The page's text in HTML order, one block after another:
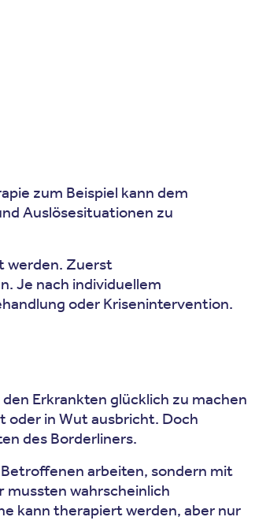
zum Beispiel kann dem
Auslösesituationen zu
werden. Zuerst
Je nach individuellem
oder Krisenintervention.
Erkrankten glücklich zu machen
oder in Wut ausbricht. Doch
des Borderliners.
arbeiten, sondern mit
mussten wahrscheinlich
kann therapiert werden, aber nur